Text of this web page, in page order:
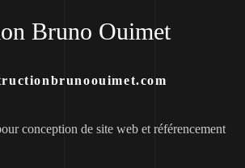
Bruno Ouimet
conception de site web et référencement